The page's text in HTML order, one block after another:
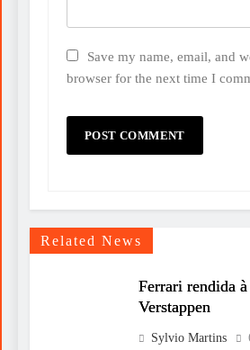
Save my name, email, and
browser for the next time I
Related News
Ferrari rendida
Verstappen
Sylvio Martins